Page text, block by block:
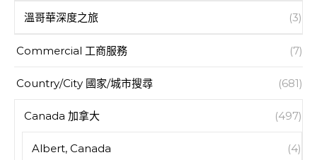
溫哥華深度之旅 (3)
Commercial 工商服務 (7)
Country/City 國家/城市搜尋 (681)
Canada 加拿大 (497)
Albert, Canada (4)